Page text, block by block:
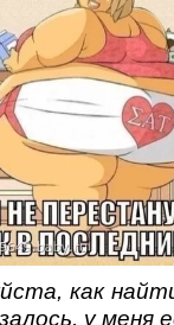
как
у меня